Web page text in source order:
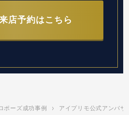
店予約はこちら
ポーズ成功事例
アイプリモ公式アンバサ